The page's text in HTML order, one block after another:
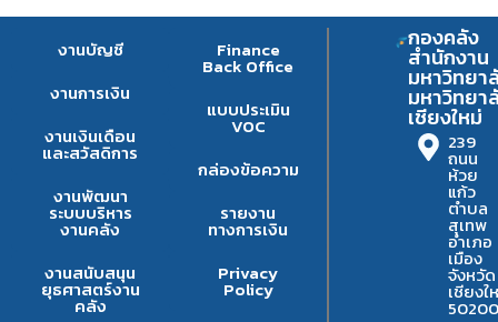
งานบัญชี
งานการเงิน
งานเงินเดือน
และสวัสดิการ
งานพัฒนา
ระบบบริหาร
งานคลัง
งานสนับสนุน
ยุธศาสตร์งาน
คลัง
Finance
Back Office
แบบประเมิน
VOC
กล่องข้อความ
รายงาน
ทางการเงิน
Privacy
Policy
กองคลัง
สำนักงาน
มหาวิทยา
มหาวิทยา
เชียงใหม่
239
ถนน
ห้วย
แก้ว
ตำบล
สุเทพ
อำเภอ
เมือง
จังหวัด
เชียงใ
50200